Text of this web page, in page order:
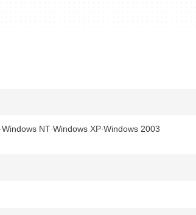
Windows NT Windows XP Windows 2003